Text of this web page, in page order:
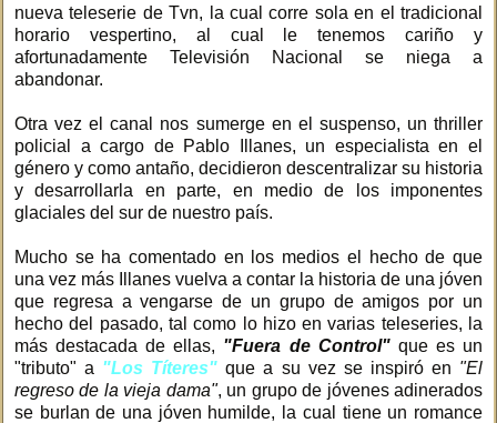
nueva teleserie de Tvn, la cual corre sola en el tradicional
horario vespertino, al cual le tenemos cariño y
afortunadamente Televisión Nacional se niega a
abandonar.
Otra vez el canal nos sumerge en el suspenso, un thriller
policial a cargo de Pablo Illanes, un especialista en el
género y como antaño, decidieron descentralizar su historia
y desarrollarla en parte, en medio de los imponentes
glaciales del sur de nuestro país.
Mucho se ha comentado en los medios el hecho de que
una vez más Illanes vuelva a contar la historia de una jóven
que regresa a vengarse de un grupo de amigos por un
hecho del pasado, tal como lo hizo en varias teleseries, la
más destacada de ellas, "Fuera de Control"que es un
"tributo" a "Los Títeres" que a su vez se inspiró en "El
regreso de la vieja dama", un grupo de jóvenes adinerados
se burlan de una jóven humilde, la cual tiene un romance